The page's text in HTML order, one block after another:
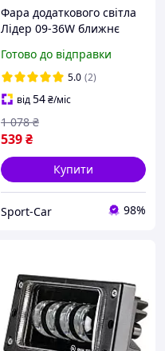
Фара додаткового світла
Лідер 09-36W ближнє
Готово до відправки
5.0 (2)
від54₴/міс
539₴
1 078 ₴
Купити
Sport-Car 98%